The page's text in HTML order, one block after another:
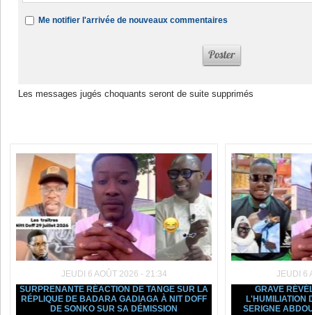
Me notifier l'arrivée de nouveaux commentaires
Les messages jugés choquants seront de suite supprimés
JEUDI 6 AOÛT 2026 - 21:34
SURPRENANTE RÉACTION DE TANGE SUR LA
RÉPLIQUE DE BADARA GADIAGA À NIT DOFF
DE SONKO SUR SA DÉMISSION
JEUDI 6
GRAVE
L'HUMILIATION
SERIGNE